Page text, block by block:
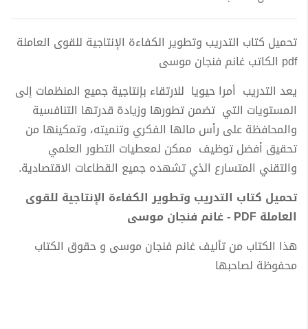
تحميل كتاب التدريب وتطوير الكفاءة الإنتاجية للقوى العاملة
pdf الكاتب غانم فنجان موسى
يعد التدريب أمرا حيويا للارتقاء بإنتاجية جميع المنظمات إلى
المستويات التي تضمن تطورها وزيادة قدرتها التنافسية
والمحافظة على رأس مالها الفكري وتنميته، وتمكينها من
تحقيق أفضل توظيف ممكن لمعطيات التطور العلمي
والتقني المتسارع الذي تشهده جميع القطاعات الاقتصادية.
تحميل كتاب التدريب وتطوير الكفاءة الإنتاجية للقوى
العاملة PDF - غانم فنجان موسى
هذا الكتاب من تأليف غانم فنجان موسى و حقوق الكتاب
محفوظة لصاحبها